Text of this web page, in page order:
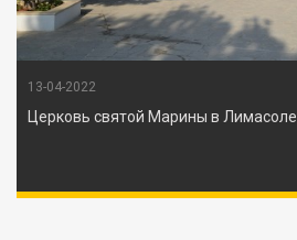
13-04-2022
Церковь святой Марины в Лимасоле